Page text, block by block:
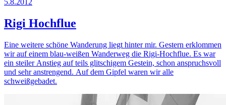
5.8.2012
Rigi Hochflue
Eine weitere schöne Wanderung liegt hinter mir. Gestern erklommen
wir auf einem blau-weißen Wanderweg die Rigi-Hochflue. Es war
ein steiler Anstieg auf teils glitschigem Gestein, schon anspruchsvoll
und sehr anstrengend. Auf dem Gipfel waren wir alle
schweißgebadet.